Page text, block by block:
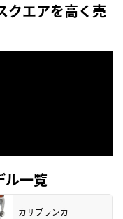
クエアを高く売
ル一覧
カサブランカ